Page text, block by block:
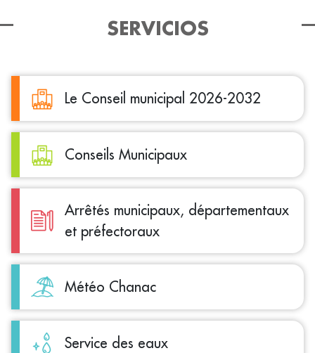
SERVICIOS
Le Conseil municipal 2026-2032
Conseils Municipaux
Arrêtés municipaux, départementaux
et préfectoraux
Météo Chanac
Service des eaux